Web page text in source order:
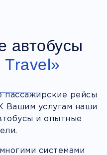
автобусы
Travel»
пассажирские рейсы
Вашим услугам наши
и опытные
системами